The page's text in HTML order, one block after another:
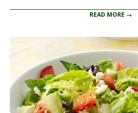
READ MORE →